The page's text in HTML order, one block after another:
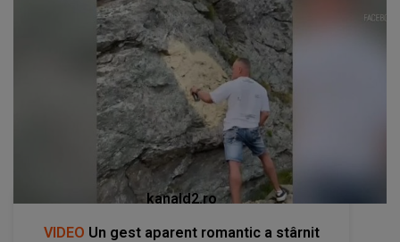
kanald2.ro
VIDEO Un gest aparent romantic a stârnit